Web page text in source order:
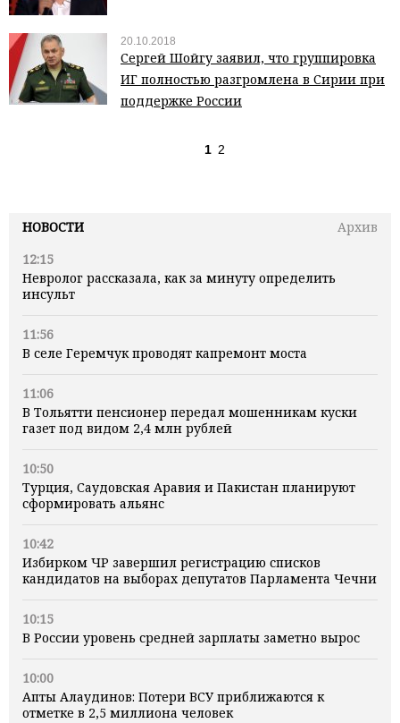
НОВОСТИ
Архив
12:15
Невролог рассказала, как за минуту определить
инсульт
11:56
В селе Геремчук проводят капремонт моста
11:06
В Тольятти пенсионер передал мошенникам куски
газет под видом 2,4 млн рублей
10:50
Турция, Саудовская Аравия и Пакистан планируют
сформировать альянс
10:42
Избирком ЧР завершил регистрацию списков
кандидатов на выборах депутатов Парламента Чечни
10:15
В России уровень средней зарплаты заметно вырос
10:00
Апты Алаудинов: Потери ВСУ приближаются к
отметке в 2,5 миллиона человек
20.10.2018
Сергей Шойгу заявил, что группировка
ИГ полностью разгромлена в Сирии при
поддержке России
1 2